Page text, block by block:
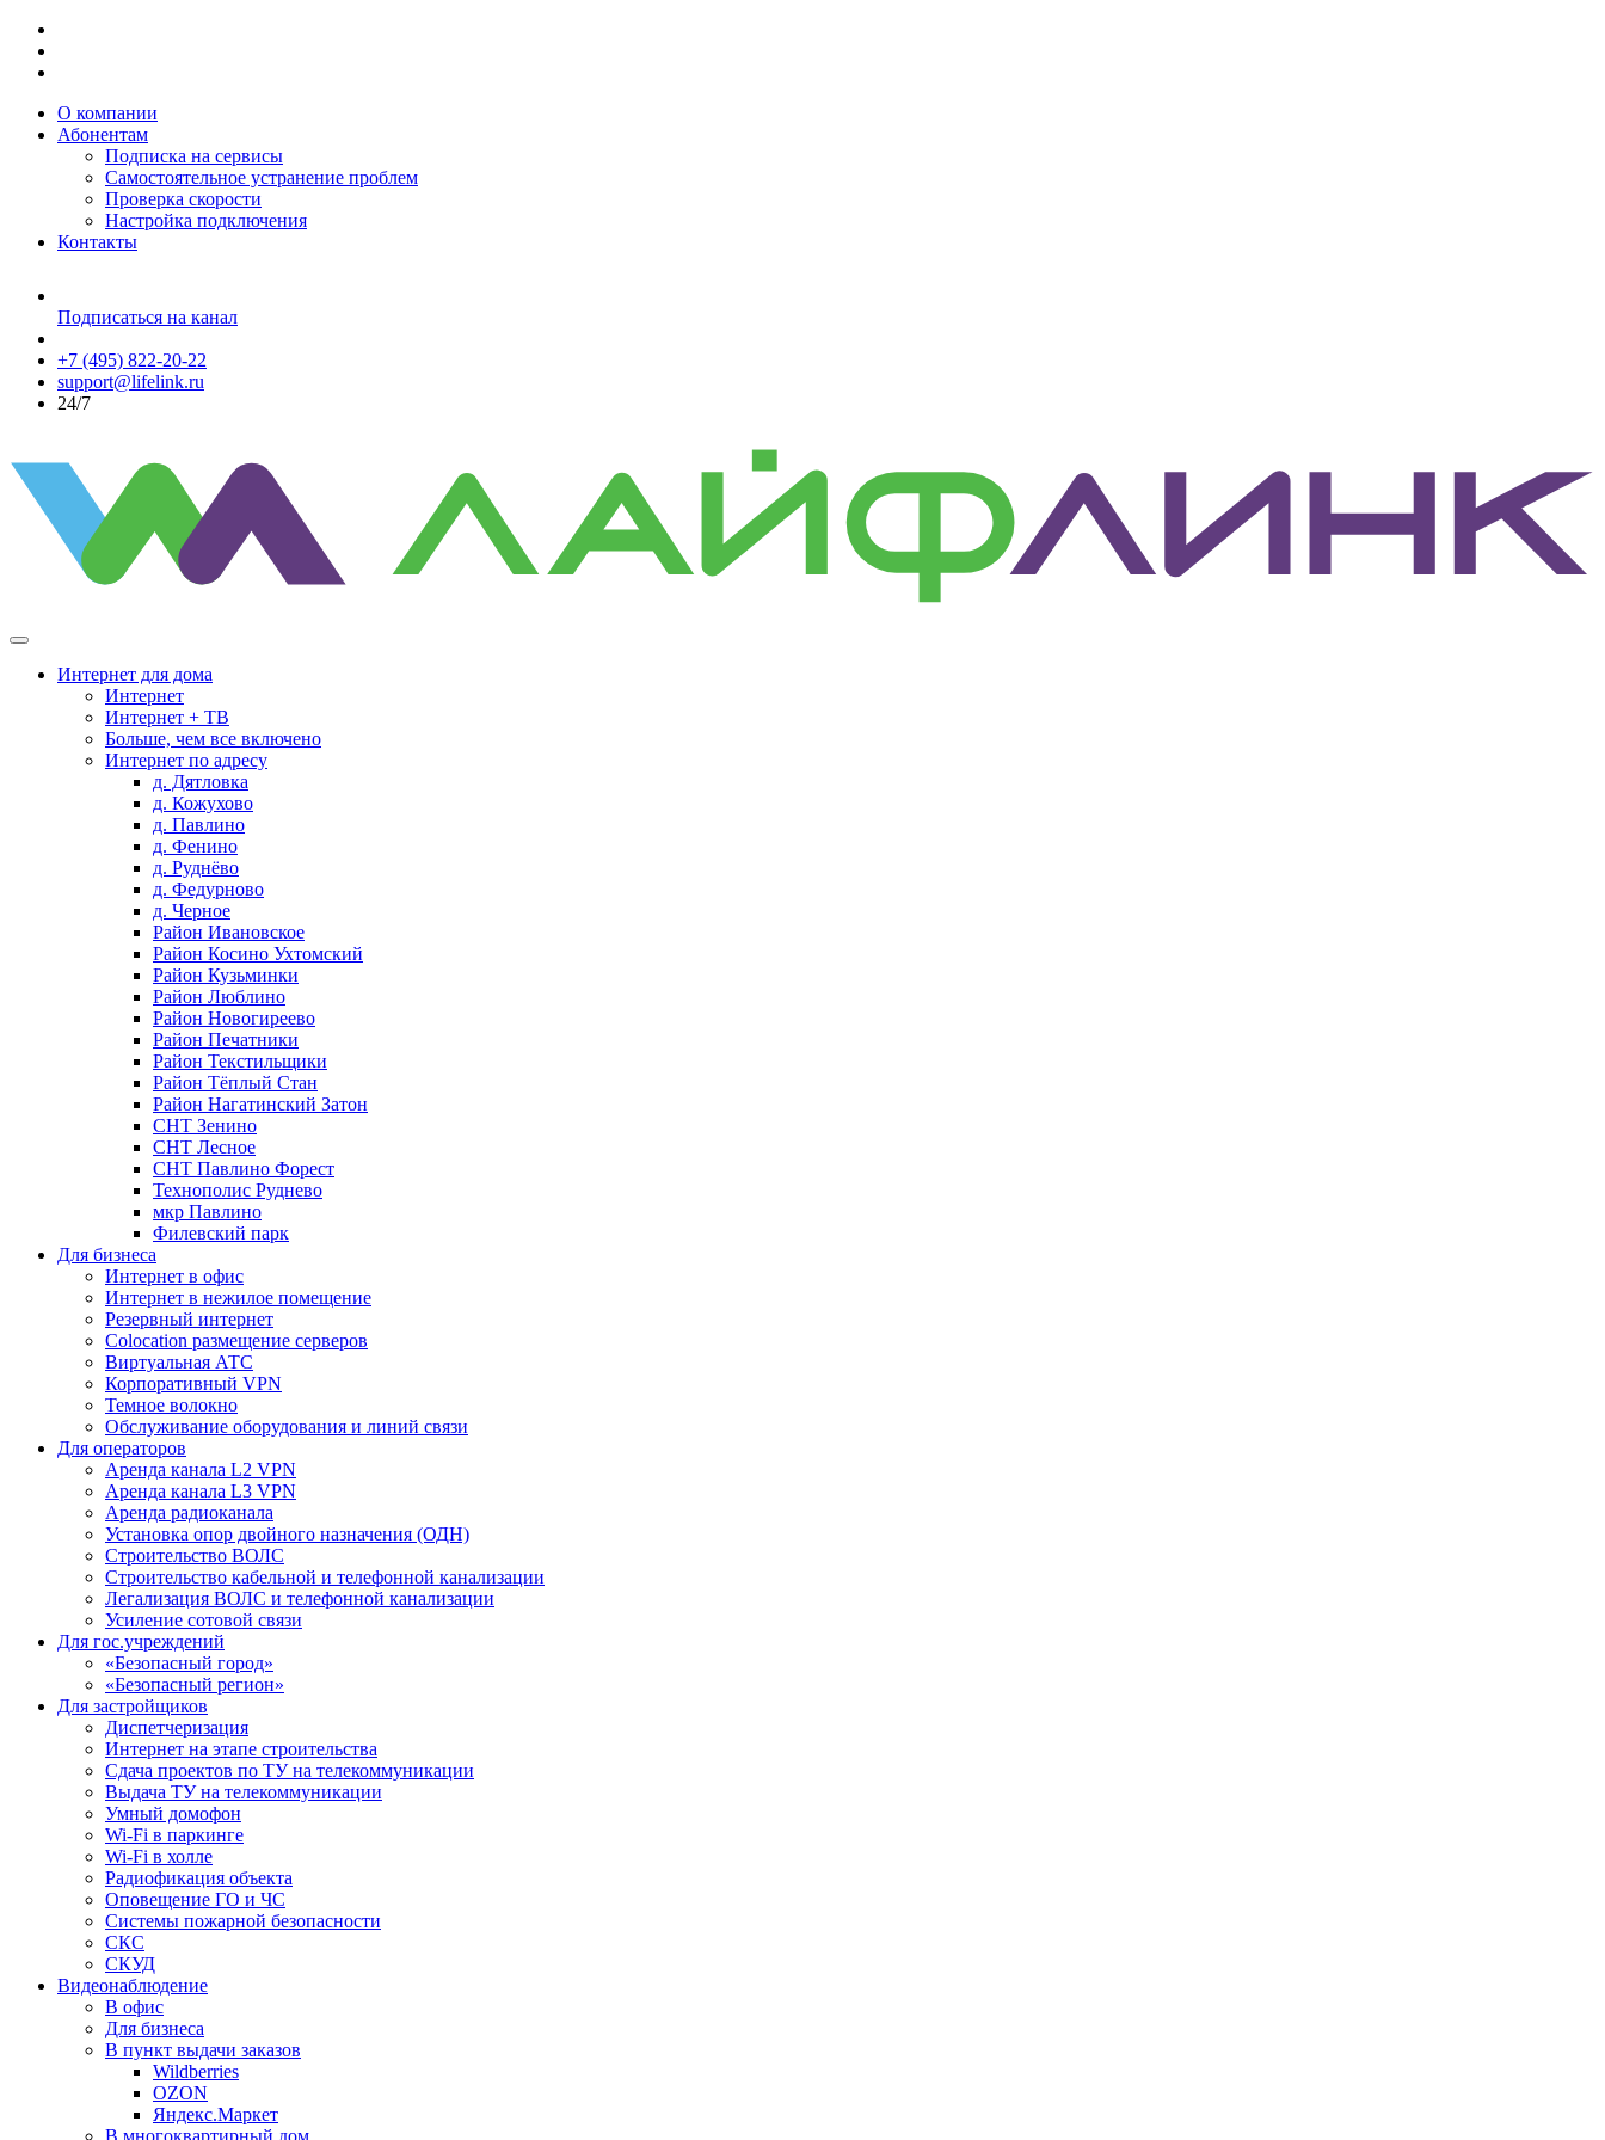
О компании
Абонентам
Подписка на сервисы
Самостоятельное устранение проблем
Проверка скорости
Настройка подключения
Контакты
Подписаться на канал
+7 (495) 822-20-22
support@lifelink.ru
24/7
Интернет для дома
Интернет
Интернет + ТВ
Больше, чем все включено
Интернет по адресу
д. Дятловка
д. Кожухово
д. Павлино
д. Фенино
д. Руднёво
д. Федурново
д. Черное
Район Ивановское
Район Косино Ухтомский
Район Кузьминки
Район Люблино
Район Новогиреево
Район Печатники
Район Текстильщики
Район Тёплый Стан
Район Нагатинский Затон
СНТ Зенино
СНТ Лесное
СНТ Павлино Форест
Технополис Руднево
мкр Павлино
Филевский парк
Для бизнеса
Интернет в офис
Интернет в нежилое помещение
Резервный интернет
Colocation размещение серверов
Виртуальная АТС
Корпоративный VPN
Темное волокно
Обслуживание оборудования и линий связи
Для операторов
Аренда канала L2 VPN
Аренда канала L3 VPN
Аренда радиоканала
Установка опор двойного назначения (ОДН)
Строительство ВОЛС
Строительство кабельной и телефонной канализации
Легализация ВОЛС и телефонной канализации
Усиление сотовой связи
Для гос.учреждений
«Безопасный город»
«Безопасный регион»
Для застройщиков
Диспетчеризация
Интернет на этапе строительства
Сдача проектов по ТУ на телекоммуникации
Выдача ТУ на телекоммуникации
Умный домофон
Wi-Fi в паркинге
Wi-Fi в холле
Радиофикация объекта
Оповещение ГО и ЧС
Системы пожарной безопасности
СКС
СКУД
Видеонаблюдение
В офис
Для бизнеса
В пункт выдачи заказов
Wildberries
OZON
Яндекс.Маркет